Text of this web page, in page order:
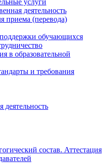
услуги
деятельность
приема (перевода)
обучающихся
в образовательной
и требования
состав. Аттестация